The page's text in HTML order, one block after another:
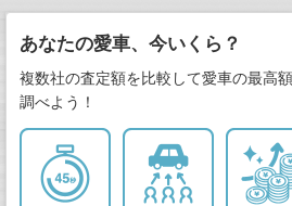
あなたの愛車、今いくら？
複数社の査定額を比較して愛車の最高
調べよう！